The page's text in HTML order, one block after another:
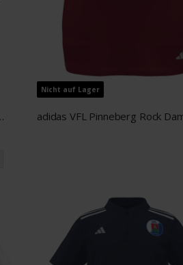
Herren navy
Nicht auf Lager